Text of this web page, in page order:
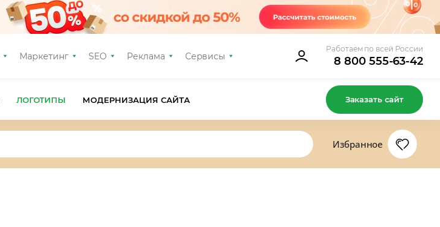
Маркетинг SEO Реклама Сервисы
Работаем по всей России
8 800 555-63-42
ЛОГОТИПЫ МОДЕРНИЗАЦИЯ САЙТА Заказать сайт
Избранное